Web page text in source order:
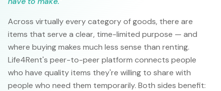
Across virtually every category of goods, there are
items that serve a clear, time-limited purpose — and
where buying makes much less sense than renting.
Life4Rent's peer-to-peer platform connects people
who have quality items they're willing to share with
people who need them temporarily. Both sides benefit: